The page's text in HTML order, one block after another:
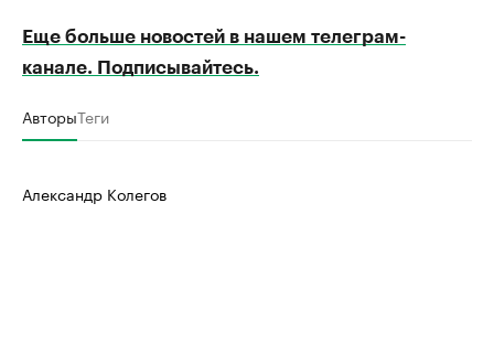
Еще больше новостей в нашем телеграм-
канале. Подписывайтесь.
АвторыТеги
Александр Колегов